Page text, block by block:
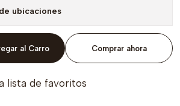
ubicaciones
al Carro Comprar ahora
lista de favoritos